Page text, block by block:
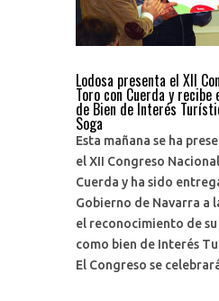
Lodosa presenta el XII
Toro con Cuerda y
de Bien de Interés
Soga
Esta mañana se ha
el XII Congreso
Cuerda y ha sido
Gobierno de Navarra a
el reconocimiento de
como bien de Interés
El Congreso se